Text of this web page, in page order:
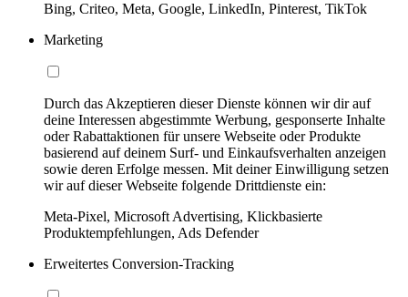
Bing, Criteo, Meta, Google, LinkedIn, Pinterest, TikTok
Marketing
Durch das Akzeptieren dieser Dienste können wir dir auf
deine Interessen abgestimmte Werbung, gesponserte Inhalte
oder Rabattaktionen für unsere Webseite oder Produkte
basierend auf deinem Surf- und Einkaufsverhalten anzeigen
sowie deren Erfolge messen. Mit deiner Einwilligung setzen
wir auf dieser Webseite folgende Drittdienste ein:
Meta-Pixel, Microsoft Advertising, Klickbasierte
Produktempfehlungen, Ads Defender
Erweitertes Conversion-Tracking